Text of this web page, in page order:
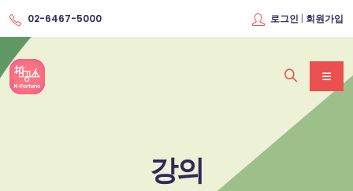
02-6467-5000 로그인 | 회원가입
강의